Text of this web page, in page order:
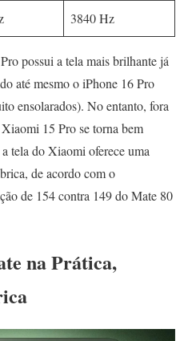
3840 Hz
possui a tela mais brilhante já
até mesmo o iPhone 16 Pro
ensolarados). No entanto, fora
15 Pro se torna bem
tela do Xiaomi oferece uma
de acordo com o
de 154 contra 149 do Mate 80
na Prática,